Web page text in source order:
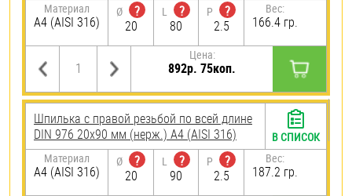
Материал
A4 (AISI 316)
Ø
?
20
L
?
80
P
?
2.5
Вес:
166.4 гр.
Цена:
892р. 75коп.
Шпилька с правой резьбой по всей длине
DIN 976 20х90 мм (нерж.) A4 (AISI 316)
Материал
A4 (AISI 316)
Ø
?
20
L
?
90
P
?
2.5
Вес:
187.2 гр.
В СПИСОК